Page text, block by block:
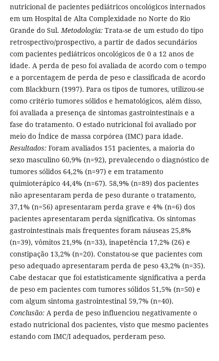
nutricional de pacientes pediátricos oncológicos internados
em um Hospital de Alta Complexidade no Norte do Rio
Grande do Sul. Metodologia:Trata-se de um estudo do tipo
retrospectivo/prospectivo, a partir de dados secundários
com pacientes pediátricos oncológicos de 0 a 12 anos de
idade. A perda de peso foi avaliada de acordo com o tempo
e a porcentagem de perda de peso e classificada de acordo
com Blackburn (1997). Para os tipos de tumores, utilizou-se
como critério tumores sólidos e hematológicos, além disso,
foi avaliada a presença de sintomas gastrointestinais e a
fase do tratamento. O estado nutricional foi avaliado por
meio do Índice de massa corpórea (IMC) para idade.
Resultados: Foram avaliados 151 pacientes, a maioria do
sexo masculino 60,9% (n=92), prevalecendo o diagnóstico de
tumores sólidos 64,2% (n=97) e em tratamento
quimioterápico 44,4% (n=67). 58,9% (n=89) dos pacientes
não apresentaram perda de peso durante o tratamento,
37,1% (n=56) apresentaram perda grave e 4% (n=6) dos
pacientes apresentaram perda significativa. Os sintomas
gastrointestinais mais frequentes foram náuseas 25,8%
(n=39), vômitos 21,9% (n=33), inapetência 17,2% (26) e
constipação 13,2% (n=20). Constatou-se que pacientes com
peso adequado apresentaram perda de peso 43,2% (n=35).
Cabe destacar que foi estatisticamente significativa a perda
de peso em pacientes com tumores sólidos 51,5% (n=50) e
com algum sintoma gastrointestinal 59,7% (n=40).
Conclusão: A perda de peso influenciou negativamente o
estado nutricional dos pacientes, visto que mesmo pacientes
estando com IMC/I adequados, perderam peso.